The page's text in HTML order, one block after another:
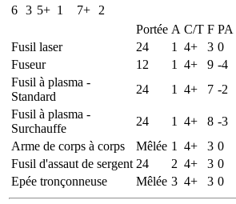
6 3 5+ 1 7+
2
Portée A C/T F PA
Fusil laser
24 1 4+ 3 0
Fuseur
12 1 4+ 9 -4
Fusil à plasma -
Standard
24 1 4+ 7 -2
Fusil à plasma -
Surchauffe
24 1 4+ 8 -3
Arme de corps à corps
Mêlée 1 4+ 3 0
Fusil d'assaut de sergent 24 2 4+ 3 0
Epée tronçonneuse
Mêlée 3 4+ 3 0